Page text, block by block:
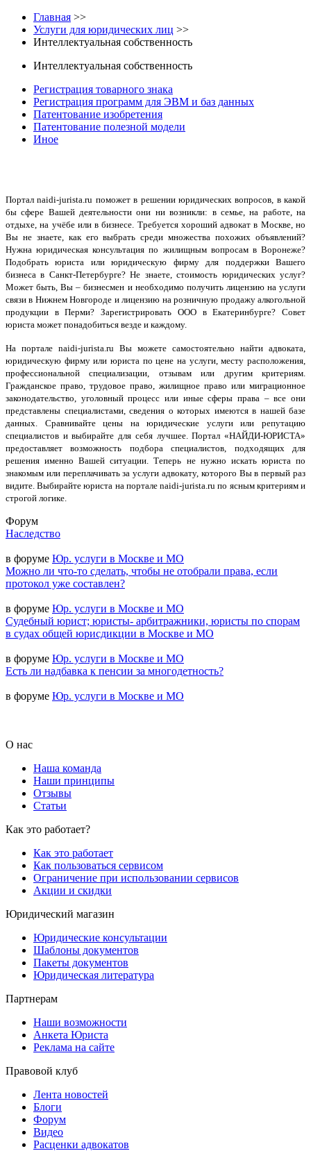
Главная >>
Услуги для юридических лиц >>
Интеллектуальная собственность
Интеллектуальная собственность
Регистрация товарного знака
Регистрация программ для ЭВМ и баз данных
Патентование изобретения
Патентование полезной модели
Иное
Портал naidi-jurista.ru поможет в решении юридических вопросов, в какой
бы сфере Вашей деятельности они ни возникли: в семье, на работе, на
отдыхе, на учёбе или в бизнесе. Требуется хороший адвокат в Москве, но
Вы не знаете, как его выбрать среди множества похожих объявлений?
Нужна юридическая консультация по жилищным вопросам в Воронеже?
Подобрать юриста или юридическую фирму для поддержки Вашего
бизнеса в Санкт-Петербурге? Не знаете, стоимость юридических услуг?
Может быть, Вы – бизнесмен и необходимо получить лицензию на услуги
связи в Нижнем Новгороде и лицензию на розничную продажу алкогольной
продукции в Перми? Зарегистрировать ООО в Екатеринбурге? Совет
юриста может понадобиться везде и каждому.
На портале naidi-jurista.ru Вы можете самостоятельно найти адвоката,
юридическую фирму или юриста по цене на услуги, месту расположения,
профессиональной специализации, отзывам или другим критериям.
Гражданское право, трудовое право, жилищное право или миграционное
законодательство, уголовный процесс или иные сферы права – все они
представлены специалистами, сведения о которых имеются в нашей базе
данных. Сравнивайте цены на юридические услуги или репутацию
специалистов и выбирайте для себя лучшее. Портал «НАЙДИ-ЮРИСТА»
предоставляет возможность подбора специалистов, подходящих для
решения именно Вашей ситуации. Теперь не нужно искать юриста по
знакомым или переплачивать за услуги адвокату, которого Вы в первый раз
видите. Выбирайте юриста на портале naidi-jurista.ru по ясным критериям и
строгой логике.
Форум
Наследство
в форуме Юр. услуги в Москве и МО
Можно ли что-то сделать, чтобы не отобрали права, если
протокол уже составлен?
в форуме Юр. услуги в Москве и МО
Судебный юрист; юристы- арбитражники, юристы по спорам
в судах общей юрисдикции в Москве и МО
в форуме Юр. услуги в Москве и МО
Есть ли надбавка к пенсии за многодетность?
в форуме Юр. услуги в Москве и МО
О нас
Наша команда
Наши принципы
Отзывы
Статьи
Как это работает?
Как это работает
Как пользоваться сервисом
Ограничение при использовании сервисов
Акции и скидки
Юридический магазин
Юридические консультации
Шаблоны документов
Пакеты документов
Юридическая литература
Партнерам
Наши возможности
Анкета Юриста
Реклама на сайте
Правовой клуб
Лента новостей
Блоги
Форум
Видео
Расценки адвокатов